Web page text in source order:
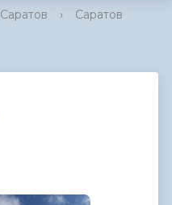
Саратов › Саратов